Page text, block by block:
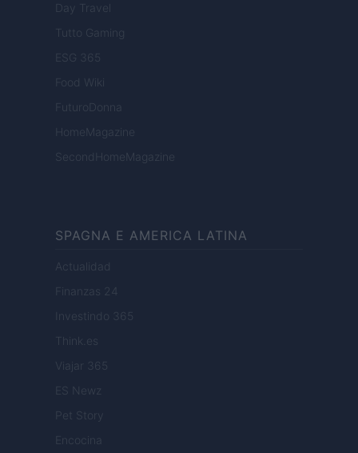
Day Travel
Tutto Gaming
ESG 365
Food Wiki
FuturoDonna
HomeMagazine
SecondHomeMagazine
SPAGNA E AMERICA LATINA
Actualidad
Finanzas 24
Investindo 365
Think.es
Viajar 365
ES Newz
Pet Story
Encocina